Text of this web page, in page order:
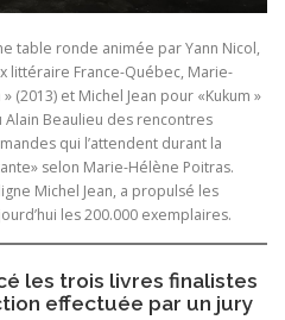
table ronde animée par Yann Nicol,
littéraire France-Québec, Marie-
(2013) et Michel Jean pour «Kukum »
Alain Beaulieu des rencontres
qui l’attendent durant la
selon Marie-Hélène Poitras.
Michel Jean, a propulsé les
les 200.000 exemplaires.
les trois livres finalistes
effectuée par un jury